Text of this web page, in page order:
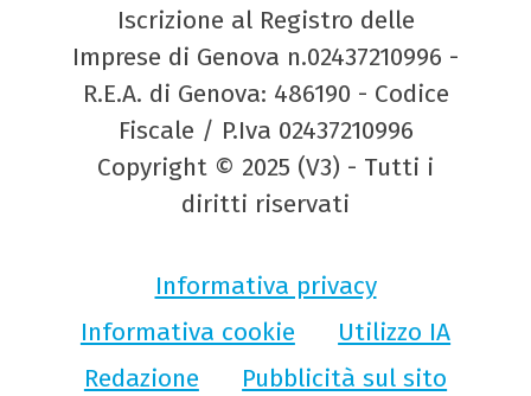
Iscrizione al Registro delle
Imprese di Genova n.02437210996 -
R.E.A. di Genova: 486190 - Codice
Fiscale / P.Iva 02437210996
Copyright © 2025 (V3) - Tutti i
diritti riservati
Informativa privacy
Informativa cookie
Utilizzo IA
Redazione
Pubblicità sul sito